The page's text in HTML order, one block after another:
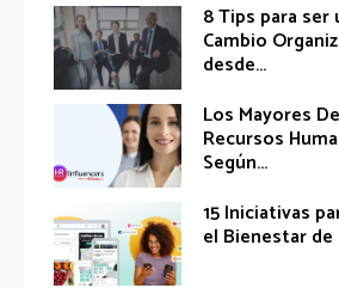
8 Tips para ser
Cambio
desde...
Los Mayores
Recursos
Según...
15 Iniciativas
el Bienestar de